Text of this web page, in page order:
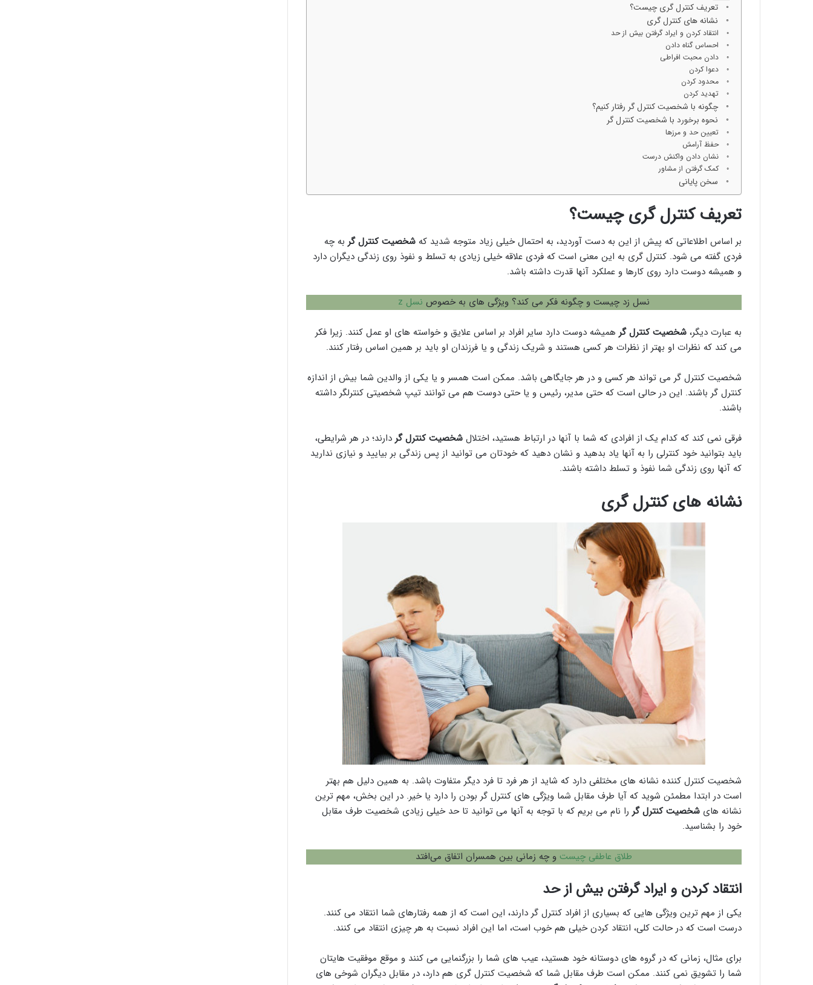
تعریف کنترل گری چیست؟
نشانه های کنترل گری
انتقاد کردن و ایراد گرفتن بیش از حد
احساس گناه دادن
دادن محبت افراطی
دعوا کردن
محدود کردن
تهدید کردن
چگونه با شخصیت کنترل گر رفتار کنیم؟
نحوه برخورد با شخصیت کنترل گر
تعیین حد و مرزها
حفظ آرامش
نشان دادن واکنش درست
کمک گرفتن از مشاور
سخن پایانی
تعریف کنترل گری چیست؟
بر اساس اطلاعاتی که پیش از این به دست آوردید، به احتمال خیلی زیاد متوجه شدید که شخصیت کنترل گر به چه
فردی گفته می شود. کنترل گری به این معنی است که فردی علاقه خیلی زیادی به تسلط و نفوذ روی زندگی دیگران دارد
و همیشه دوست دارد روی کارها و عملکرد آنها قدرت داشته باشد.
نسل زد چیست و چگونه فکر می کند؟ ویژگی های به خصوص نسل z
به عبارت دیگر، شخصیت کنترل گر همیشه دوست دارد سایر افراد بر اساس علایق و خواسته های او عمل کنند. زیرا فکر
می کند که نظرات او بهتر از نظرات هر کسی هستند و شریک زندگی و یا فرزندان او باید بر همین اساس رفتار کنند.
شخصیت کنترل گر می تواند هر کسی و در هر جایگاهی باشد. ممکن است همسر و یا یکی از والدین شما بیش از اندازه
کنترل گر باشند. این در حالی است که حتی مدیر، رئیس و یا حتی دوست هم می توانند تیپ شخصیتی کنترلگر داشته
باشند.
فرقی نمی کند که کدام یک از افرادی که شما با آنها در ارتباط هستید، اختلال شخصیت کنترل گر دارند؛ در هر شرایطی،
باید بتوانید خود کنترلی را به آنها یاد بدهید و نشان دهید که خودتان می توانید از پس زندگی بر بیایید و نیازی ندارید
که آنها روی زندگی شما نفوذ و تسلط داشته باشند.
نشانه های کنترل گری
شخصیت کنترل کننده نشانه های مختلفی دارد که شاید از هر فرد تا فرد دیگر متفاوت باشد. به همین دلیل هم بهتر
است در ابتدا مطمئن شوید که آیا طرف مقابل شما ویژگی های کنترل گر بودن را دارد یا خیر. در این بخش، مهم ترین
نشانه های شخصیت کنترل گر را نام می بریم که با توجه به آنها می توانید تا حد خیلی زیادی شخصیت طرف مقابل
خود را بشناسید.
طلاق عاطفی چیست و چه زمانی بین همسران اتفاق می‌افتد
انتقاد کردن و ایراد گرفتن بیش از حد
یکی از مهم ترین ویژگی هایی که بسیاری از افراد کنترل گر دارند، این است که از همه رفتارهای شما انتقاد می کنند.
درست است که در حالت کلی، انتقاد کردن خیلی هم خوب است، اما این افراد نسبت به هر چیزی انتقاد می کنند.
برای مثال، زمانی که در گروه های دوستانه خود هستید، عیب های شما را بزرگنمایی می کنند و موقع موفقیت هایتان
شما را تشویق نمی کنند. ممکن است طرف مقابل شما که شخصیت کنترل گری هم دارد، در مقابل دیگران شوخی های